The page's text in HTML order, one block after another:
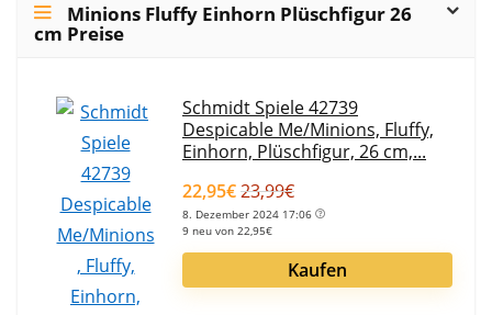
Minions Fluffy Einhorn Plüschfigur 26
cm Preise
Schmidt Spiele 42739
Despicable Me/Minions, Fluffy,
Einhorn, Plüschfigur, 26 cm,...
22,95€23,99€
8. Dezember 2024 17:06
9 neu von 22,95€
Kaufen